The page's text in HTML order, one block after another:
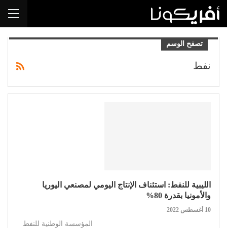
تصفح الوسم
نفط
الليبية للنفط: استئناف الإنتاج اليومي لمصنعي اليوريا
والأمونيا بقدرة 80%
10 أغسطس 2022
المؤسسة الوطنية للنفط